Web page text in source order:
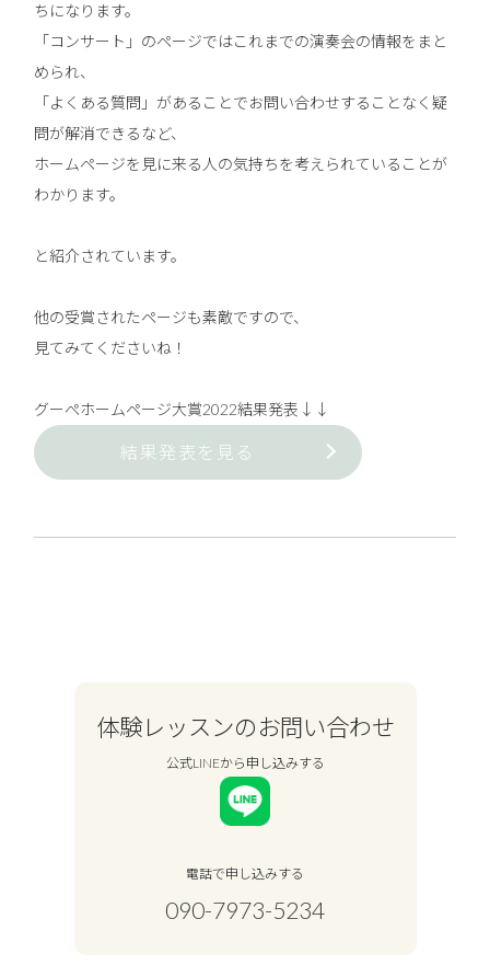
ちになります。
「コンサート 」のページではこれまでの演奏会の情報をまと
められ、
「よくある質問 」があることでお問い合わせすることなく疑
問が解消できるなど、
ホームページを見に来る人の気持ちを考えられていることが
わかります。
と紹介されています。
他の受賞されたページも素敵ですので、
見てみてくださいね！
グーぺホームページ大賞2022結果発表↓↓
結果発表を見る
体験レッスンのお問い合わせ
公式LINEから申し込みする
電話で申し込みする
090-7973-5234